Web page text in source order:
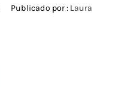
Publicado por : Laura